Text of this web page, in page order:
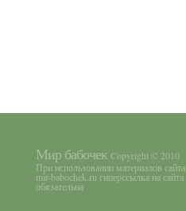
Мир бабочек Copyright © 2010
При использовании материалов сайта
mir-babochek.ru гиперссылка на сайта
обязательна